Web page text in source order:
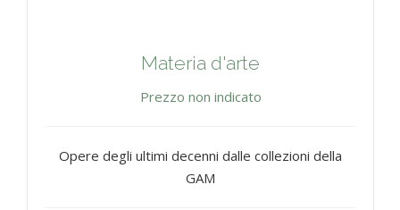
Materia d'arte
Prezzo non indicato
Opere degli ultimi decenni dalle collezioni della
GAM